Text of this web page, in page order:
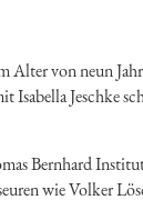
von neun
Isabella Jeschke
Bernhard
wie Volker